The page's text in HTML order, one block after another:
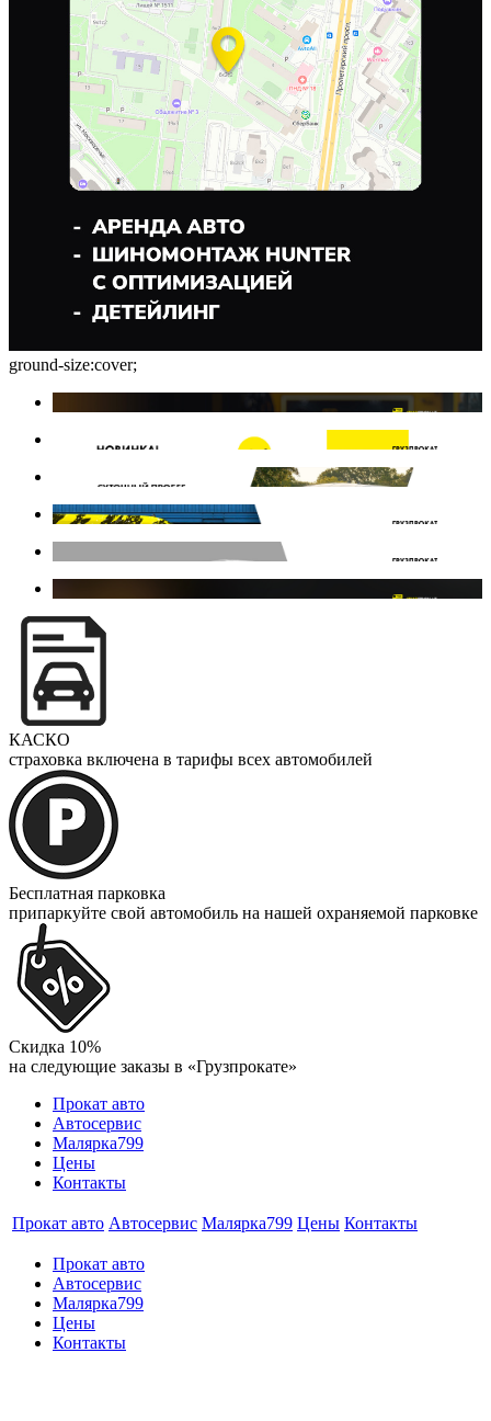
ground-size:cover;
КАСКО
страховка включена в тарифы всех автомобилей
Бесплатная парковка
припаркуйте свой автомобиль на нашей охраняемой парковке
Скидка 10%
на следующие заказы в «Грузпрокате»
Прокат авто
Автосервис
Малярка799
Цены
Контакты
Прокат авто Автосервис Малярка799 Цены Контакты
Прокат авто
Автосервис
Малярка799
Цены
Контакты